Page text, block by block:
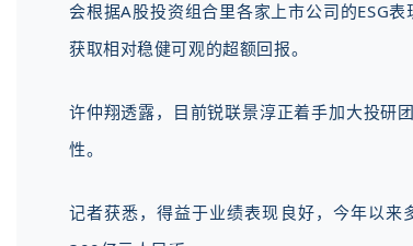
会根据A股投资组合里各家上市公司的ESG
获取相对稳健可观的超额回报。
许仲翔透露，目前锐联景淳正着手加大投研
性。
记者获悉，得益于业绩表现良好，今年以